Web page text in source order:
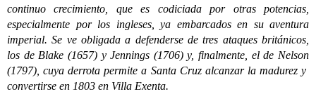
continuo crecimiento, que es codiciada por otras potencias,
especialmente por los ingleses, ya embarcados en su aventura
imperial. Se ve obligada a defenderse de tres ataques británicos,
los de Blake (1657) y Jennings (1706) y, finalmente, el de Nelson
(1797), cuya derrota permite a Santa Cruz alcanzar la madurez y
convertirse en 1803 en Villa Exenta.